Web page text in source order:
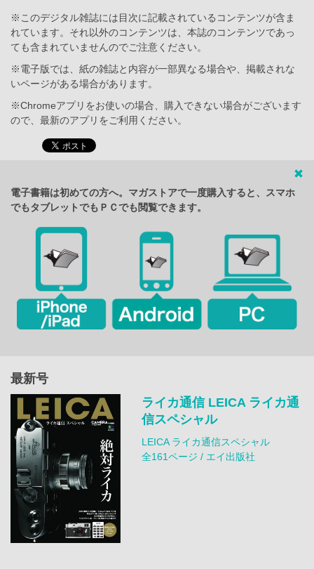
※このデジタル雑誌には目次に記載されているコンテンツが含ま
れています。それ以外のコンテンツは、本誌のコンテンツであっ
ても含まれていませんのでご注意ください。
※電子版では、紙の雑誌と内容が一部異なる場合や、掲載されな
いページがある場合があります。
※Chromeアプリをお使いの場合、購入できない場合がございます
ので、最新のアプリをご利用ください。
電子書籍は初めての方へ。マガストアで一度購入すると、スマホ
でもタブレットでもＰＣでも閲覧できます。
最新号
ライカ通信 LEICA ライカ通
信スペシャル
LEICA ライカ通信スペシャル
全161ページ / エイ出版社